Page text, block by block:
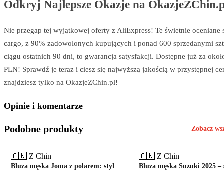
Odkryj Najlepsze Okazje na
Nie przegap tej wyjątkowej oferty z AliExpress! Te świetnie oceniane
cargo, z 90% zadowolonych kupujących i ponad 600 sprzedanymi
ciągu ostatnich 90 dni, to gwarancja satysfakcji. Dostępne już za
PLN! Sprawdź je teraz i ciesz się najwyższą jakością w przystępnej
znajdziesz tylko na OkazjeZChin.pl!
Opinie i komentarze
Podobne produkty Zobacz
🇨🇳 Z Chin
Bluza męska Joma z polarem: styl
🇨🇳 Z Chin
Bluza męska Suzuki 2025